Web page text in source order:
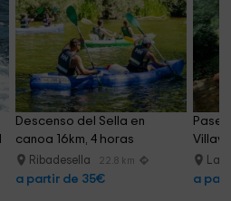
Descenso del Sella en
canoa 16km, 4 horas
Ribadesella 22.8 km
a partir de 35€
La
a